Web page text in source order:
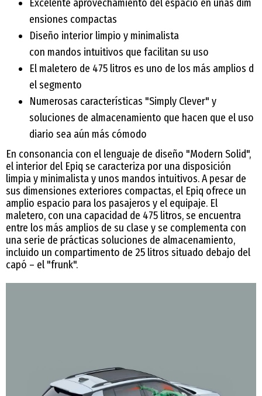
Excelente aprovechamiento del espacio en unas dim
ensiones compactas
Diseño interior limpio y minimalista
con mandos intuitivos que facilitan su uso
El maletero de 475 litros es uno de los más amplios d
el segmento
Numerosas características "Simply Clever" y
soluciones de almacenamiento que hacen que el uso
diario sea aún más cómodo
En consonancia con el lenguaje de diseño "Modern Solid",
el interior del Epiq se caracteriza por una disposición
limpia y minimalista y unos mandos intuitivos. A pesar de
sus dimensiones exteriores compactas, el Epiq ofrece un
amplio espacio para los pasajeros y el equipaje. El
maletero, con una capacidad de 475 litros, se encuentra
entre los más amplios de su clase y se complementa con
una serie de prácticas soluciones de almacenamiento,
incluido un compartimento de 25 litros situado debajo del
capó – el "frunk".